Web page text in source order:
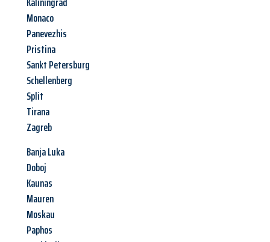
Monaco
Panevezhis
Pristina
Sankt Petersburg
Schellenberg
Split
Tirana
Zagreb
Banja Luka
Doboj
Kaunas
Mauren
Moskau
Paphos